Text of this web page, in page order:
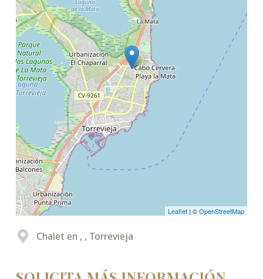
Leaflet | ©OpenStreetMap
Chalet en , , Torrevieja